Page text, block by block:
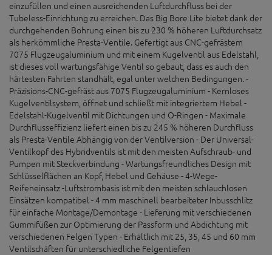
einzufüllen und einen ausreichenden Luftdurchfluss bei der
Tubeless-Einrichtung zu erreichen. Das Big Bore Lite bietet dank der
durchgehenden Bohrung einen bis zu 230 % höheren Luftdurchsatz
als herkömmliche Presta-Ventile. Gefertigt aus CNC-gefrästem
7075 Flugzeugaluminium und mit einem Kugelventil aus Edelstahl,
ist dieses voll wartungsfähige Ventil so gebaut, dass es auch den
härtesten Fahrten standhält, egal unter welchen Bedingungen. -
Präzisions-CNC-gefräst aus 7075 Flugzeugaluminium - Kernloses
Kugelventilsystem, öffnet und schließt mit integriertem Hebel -
Edelstahl-Kugelventil mit Dichtungen und O-Ringen - Maximale
Durchflusseffizienz liefert einen bis zu 245 % höheren Durchfluss
als Presta-Ventile Abhängig von der Ventilversion - Der Universal-
Ventilkopf des Hybridventils ist mit den meisten Aufschraub- und
Pumpen mit Steckverbindung - Wartungsfreundliches Design mit
Schlüsselflächen an Kopf, Hebel und Gehäuse - 4-Wege-
Reifeneinsatz -Luftstrombasis ist mit den meisten schlauchlosen
Einsätzen kompatibel - 4 mm maschinell bearbeiteter Inbusschlitz
für einfache Montage/Demontage - Lieferung mit verschiedenen
Gummifüßen zur Optimierung der Passform und Abdichtung mit
verschiedenen Felgen Typen - Erhältlich mit 25, 35, 45 und 60 mm
Ventilschäften für unterschiedliche Felgentiefen